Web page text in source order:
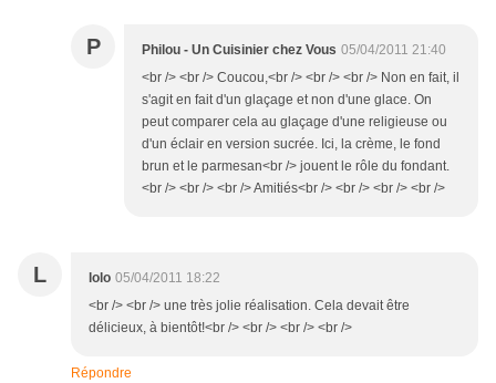
P Philou - Un Cuisinier chez Vous 05/04/2011 21:40
<br /> <br /> Coucou,<br /> <br /> <br /> Non en fait, il
s'agit en fait d'un glaçage et non d'une glace. On
peut comparer cela au glaçage d'une religieuse ou
d'un éclair en version sucrée. Ici, la crème, le fond
brun et le parmesan<br /> jouent le rôle du fondant.
<br /> <br /> <br /> Amitiés<br /> <br /> <br /> <br />
L lolo 05/04/2011 18:22
<br /> <br /> une très jolie réalisation. Cela devait être
délicieux, à bientôt!<br /> <br /> <br /> <br />
Répondre